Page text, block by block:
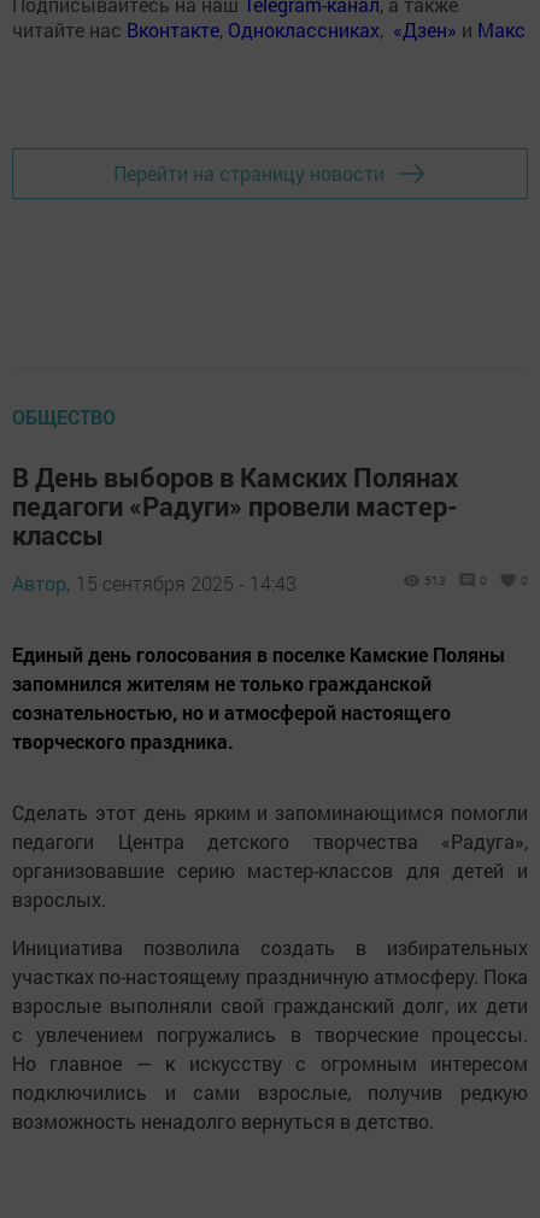
читайте нас Вконтакте, Одноклассниках, «Дзен» и Макс
Перейти на страницу новости
ОБЩЕСТВО
В День выборов в Камских Полянах
педагоги «Радуги» провели мастер-
классы
Автор, 15 сентября 2025 - 14:43 513 0 0
Единый день голосования в поселке Камские Поляны
запомнился жителям не только гражданской
сознательностью, но и атмосферой настоящего
творческого праздника.
Сделать этот день ярким и запоминающимся помогли
педагоги Центра детского творчества «Радуга»,
организовавшие серию мастер-классов для детей и
взрослых.
Инициатива позволила создать в избирательных
участках по-настоящему праздничную атмосферу. Пока
взрослые выполняли свой гражданский долг, их дети
с увлечением погружались в творческие процессы.
Но главное — к искусству с огромным интересом
подключились и сами взрослые, получив редкую
возможность ненадолго вернуться в детство.